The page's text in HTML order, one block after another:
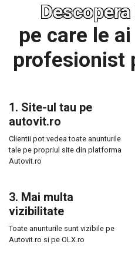
pe care le
profesionist
1. Site-ul tau pe
autovit.ro
Clientii pot vedea toate anunturile
tale pe propriul site din platforma
Autovit.ro
3. Mai multa
vizibilitate
Toate anunturile sunt vizibile pe
Autovit.ro si pe OLX.ro